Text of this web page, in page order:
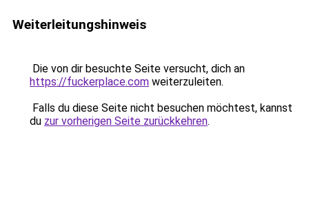
Weiterleitungshinweis
Die von dir besuchte Seite versucht, dich an
https://fuckerplace.com weiterzuleiten.
Falls du diese Seite nicht besuchen möchtest, kannst
du zur vorherigen Seite zurückkehren.